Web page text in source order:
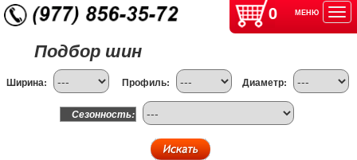
0 МЕНЮ
Подбор шин
Ширина: Профиль: Диаметр:
Сезонность: